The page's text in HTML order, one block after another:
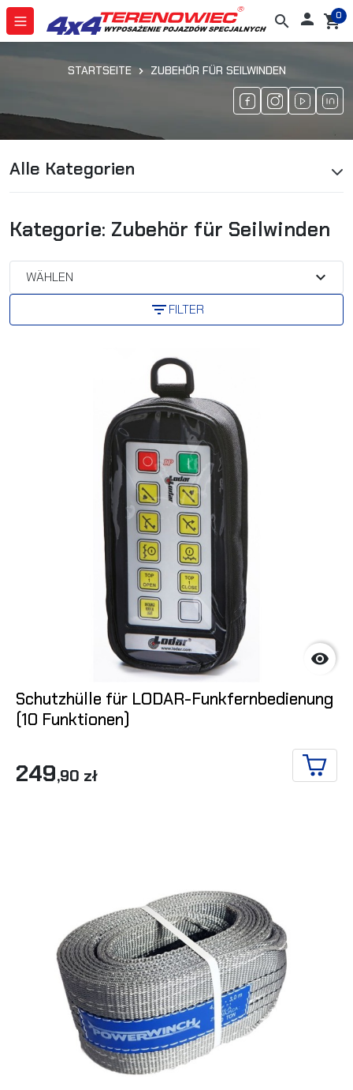
search  shopping_cart
0
STARTSEITE ZUBEHÖR FÜR SEILWINDEN
Alle Kategorien
Kategorie: Zubehör für Seilwinden
WÄHLEN
expand_more
filter_listFILTER

Schutzhülle für LODAR-Funkfernbedienung
(10 Funktionen)
249,90 zł IN